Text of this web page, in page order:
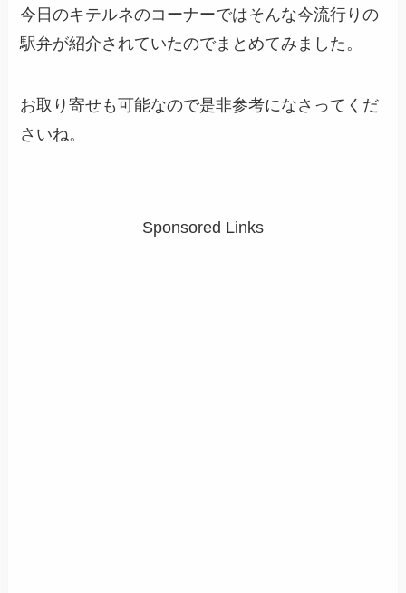
今日のキテルネのコーナーではそんな今流行りの
駅弁が紹介されていたのでまとめてみました。
お取り寄せも可能なので是非参考になさってくだ
さいね。
Sponsored Links